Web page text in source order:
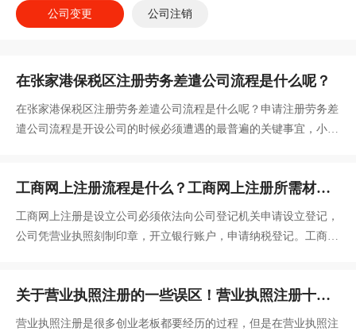
公司变更 公司注销
在张家港保税区注册劳务差遣公司流程是什么呢？
在张家港保税区注册劳务差遣公司流程是什么呢？申请注册劳务差
遣公司流程是开设公司的时候必须遭遇的最普遍的关键事宜，小编
工商网上注册流程是什么？工商网上注册所需材
料？
工商网上注册是设立公司必须依法向公司登记机关申请设立登记，
公司凭营业执照刻制印章，开立银行账户，申请纳税登记。工商网
关于营业执照注册的一些误区！营业执照注册十大
问题！
营业执照注册是很多创业老板都要经历的过程，但是在营业执照注